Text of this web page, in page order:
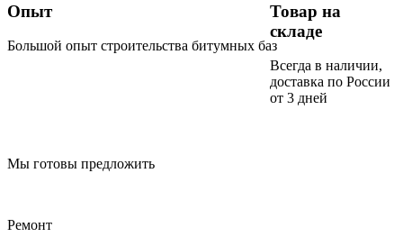
Опыт
Большой опыт строительства битумных баз
Товар на
складе
Всегда в наличии,
доставка по России
от 3 дней
Мы готовы предложить
Ремонт